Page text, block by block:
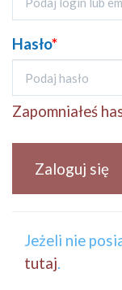
Hasło*
Zapomniałeś
Zaloguj się
Jeżeli nie
tutaj.